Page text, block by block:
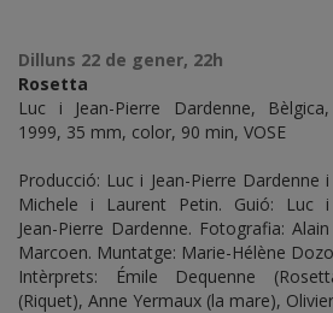
Dilluns 22 de gener, 22h
Rosetta
Luc i Jean-Pierre Dardenne, Bèlgica,
1999, 35 mm, color, 90 min, VOSE
Producció: Luc i Jean-Pierre Dardenne i
Michele i Laurent Petin. Guió: Luc i
Jean-Pierre Dardenne. Fotografia: Alain
Marcoen. Muntatge: Marie-Hélène Dozo
Intèrprets: Émile Dequenne
(Riquet), Anne Yermaux (la mare),